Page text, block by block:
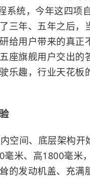
系统，今年这四项
三年、五年之后
给用户带来的真正
座旗舰用户交出
乐趣，行业天花板
空间、底层架构
米、高1800毫米
的发动机盖、充